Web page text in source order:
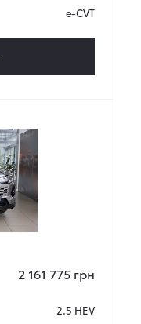
e-CVT
2 161 775 грн
2.5 HEV